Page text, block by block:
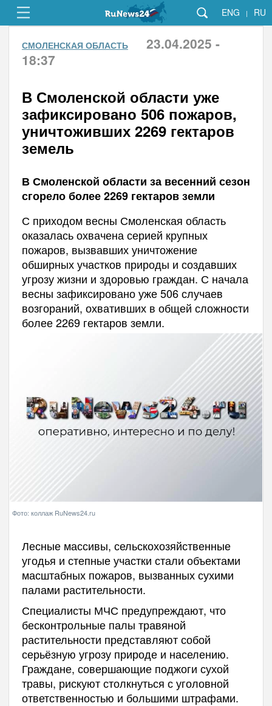
ENG | RU
СМОЛЕНСКАЯ ОБЛАСТЬ
23.04.2025 -
18:37
В Смоленской области уже
зафиксировано 506 пожаров,
уничтоживших 2269 гектаров
земель
В Смоленской области за весенний сезон
сгорело более 2269 гектаров земли
С приходом весны Смоленская область
оказалась охвачена серией крупных
пожаров, вызвавших уничтожение
обширных участков природы и создавших
угрозу жизни и здоровью граждан. С начала
весны зафиксировано уже 506 случаев
возгораний, охвативших в общей сложности
более 2269 гектаров земли.
Фото: коллаж RuNews24.ru
Лесные массивы, сельскохозяйственные
угодья и степные участки стали объектами
масштабных пожаров, вызванных сухими
палами растительности.
Специалисты МЧС предупреждают, что
бесконтрольные палы травяной
растительности представляют собой
серьёзную угрозу природе и населению.
Граждане, совершающие поджоги сухой
травы, рискуют столкнуться с уголовной
ответственностью и большими штрафами.